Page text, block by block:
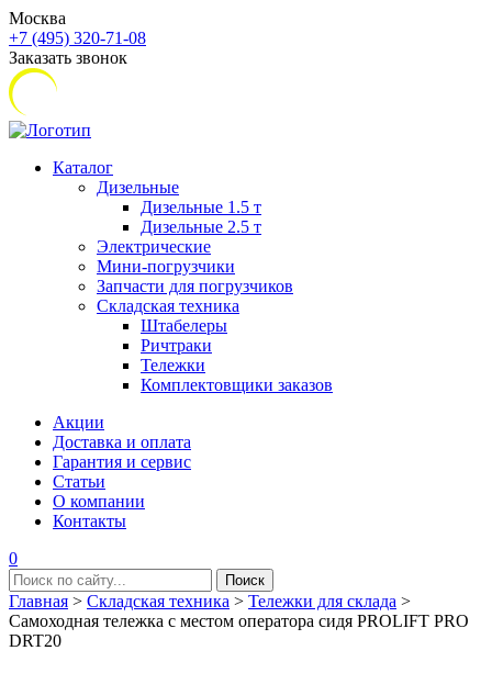
Москва
+7 (495) 320-71-08
Заказать звонок
Каталог
Дизельные
Дизельные 1.5 т
Дизельные 2.5 т
Электрические
Мини-погрузчики
Запчасти для погрузчиков
Складская техника
Штабелеры
Ричтраки
Тележки
Комплектовщики заказов
Акции
Доставка и оплата
Гарантия и сервис
Статьи
О компании
Контакты
0
Главная > Складская техника > Тележки для склада >
Самоходная тележка с местом оператора сидя PROLIFT PRO
DRT20